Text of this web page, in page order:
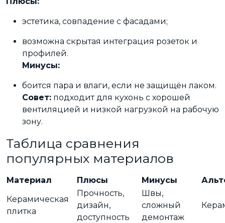
эстетика, совпадение с фасадами;
возможна скрытая интеграция розеток и
профилей.
Минусы:
боится пара и влаги, если не защищён лаком.
Совет: подходит для кухонь с хорошей
вентиляцией и низкой нагрузкой на рабочую
зону.
Таблица сравнения
популярных материалов
Материал Плюсы Минусы
Керамическая
плитка
Прочность,
дизайн,
доступность
Швы,
сложный
демонтаж